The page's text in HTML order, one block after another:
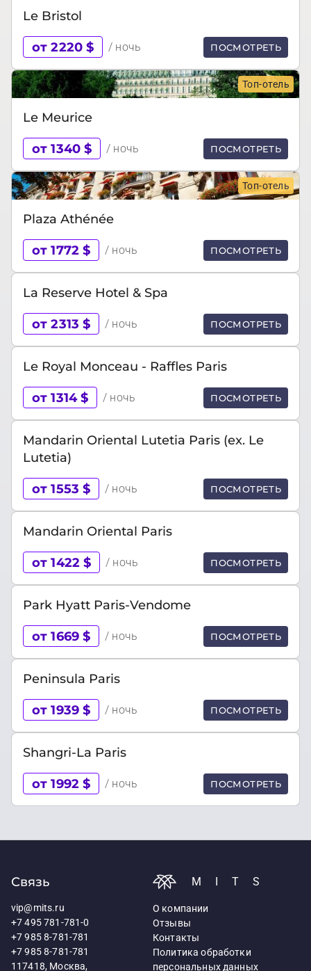
Le Bristol
от 2220 $ / ночь ПОСМОТРЕТЬ
Топ-отель
Le Meurice
от 1340 $ / ночь ПОСМОТРЕТЬ
Топ-отель
Plaza Athénée
от 1772 $ / ночь ПОСМОТРЕТЬ
La Reserve Hotel & Spa
от 2313 $ / ночь ПОСМОТРЕТЬ
Le Royal Monceau - Raffles Paris
от 1314 $ / ночь ПОСМОТРЕТЬ
Mandarin Oriental Lutetia Paris (ex. Le
Lutetia)
от 1553 $ / ночь ПОСМОТРЕТЬ
Mandarin Oriental Paris
от 1422 $ / ночь ПОСМОТРЕТЬ
Park Hyatt Paris-Vendome
от 1669 $ / ночь ПОСМОТРЕТЬ
Peninsula Paris
от 1939 $ / ночь ПОСМОТРЕТЬ
Shangri-La Paris
от 1992 $ / ночь ПОСМОТРЕТЬ
Связь
vip@mits.ru
+7 495 781-781-0
+7 985 8-781-781
+7 985 8-781-781
117418, Москва,
MITS
О компании
Отзывы
Контакты
Политика обработки
персональных данных